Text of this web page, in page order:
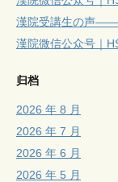
漢院受講生の声——
漢院微信公众号｜
归档
2026 年 8 月
2026 年 7 月
2026 年 6 月
2026 年 5 月